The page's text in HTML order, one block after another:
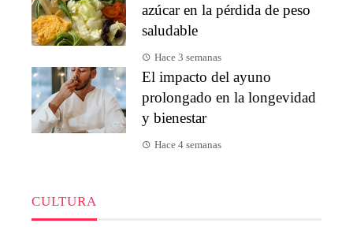
azúcar en la pérdida de peso
saludable
Hace 3 semanas
El impacto del ayuno
prolongado en la longevidad
y bienestar
Hace 4 semanas
CULTURA